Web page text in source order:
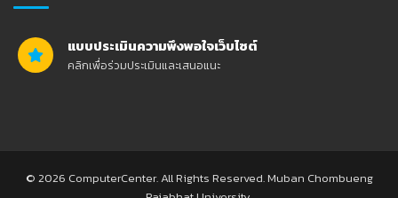
แบบประเมินความพึงพอใจเว็บไซต์
คลิกเพื่อร่วมประเมินและเสนอแนะ
© 2026 ComputerCenter. All Rights Reserved. Muban Chombueng